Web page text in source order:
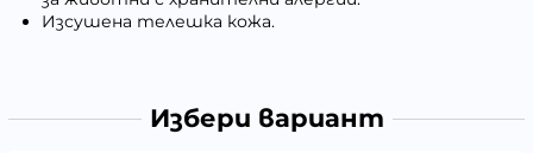
Изсушена телешка кожа.
Избери вариант